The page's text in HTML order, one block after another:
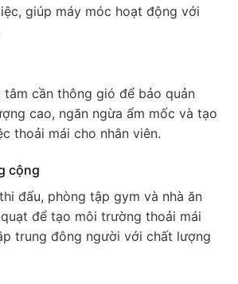
giúp máy móc hoạt động với
tâm cần thông gió để bảo quản
cao, ngăn ngừa ẩm mốc và tạo
thoải mái cho nhân viên.
cộng
đấu, phòng tập gym và nhà ăn
để tạo môi trường thoải mái
trung đông người với chất lượng